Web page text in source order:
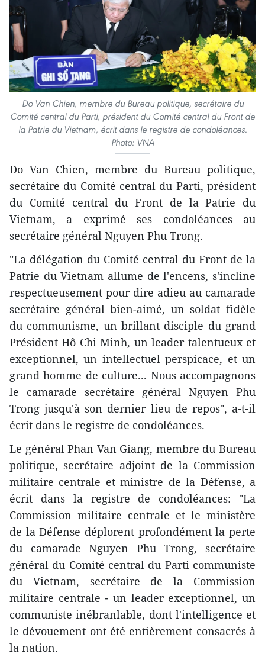
Do Van Chien, membre du Bureau politique, secrétaire du
Comité central du Parti, président du Comité central du Front de
la Patrie du Vietnam, écrit dans le registre de condoléances.
Photo: VNA
Do Van Chien, membre du Bureau politique,
secrétaire du Comité central du Parti, président
du Comité central du Front de la Patrie du
Vietnam, a exprimé ses condoléances au
secrétaire général Nguyen Phu Trong.
"La délégation du Comité central du Front de la
Patrie du Vietnam allume de l'encens, s'incline
respectueusement pour dire adieu au camarade
secrétaire général bien-aimé, un soldat fidèle
du communisme, un brillant disciple du grand
Président Hô Chi Minh, un leader talentueux et
exceptionnel, un intellectuel perspicace, et un
grand homme de culture... Nous accompagnons
le camarade secrétaire général Nguyen Phu
Trong jusqu'à son dernier lieu de repos", a-t-il
écrit dans le registre de condoléances.
Le général Phan Van Giang, membre du Bureau
politique, secrétaire adjoint de la Commission
militaire centrale et ministre de la Défense, a
écrit dans la registre de condoléances: "La
Commission militaire centrale et le ministère
de la Défense déplorent profondément la perte
du camarade Nguyen Phu Trong, secrétaire
général du Comité central du Parti communiste
du Vietnam, secrétaire de la Commission
militaire centrale - un leader exceptionnel, un
communiste inébranlable, dont l'intelligence et
le dévouement ont été entièrement consacrés à
la nation.